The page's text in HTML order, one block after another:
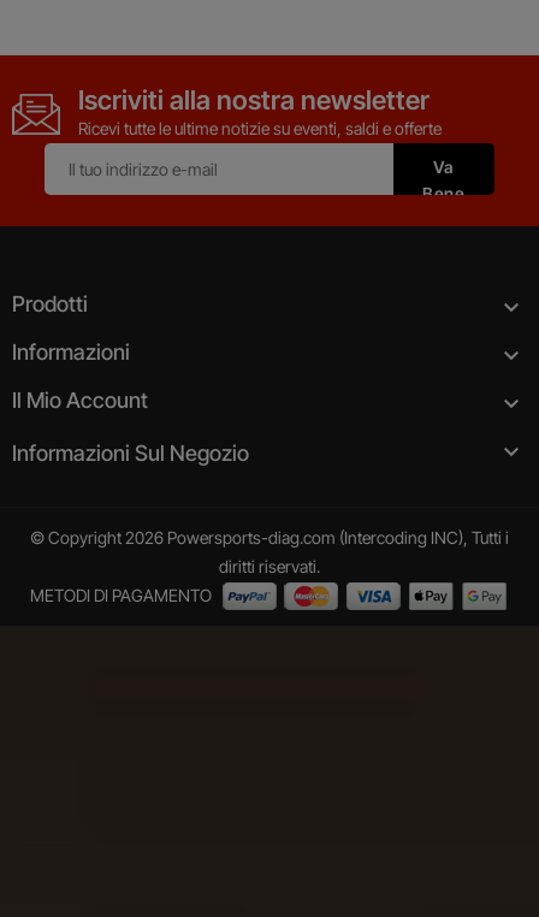
Iscriviti alla nostra newsletter
Ricevi tutte le ultime notizie su eventi, saldi e offerte
Prodotti 
Informazioni 
Il Mio Account 
Informazioni Sul Negozio 
© Copyright 2026 Powersports-diag.com (Intercoding INC), Tutti i
diritti riservati.
METODI DI PAGAMENTO